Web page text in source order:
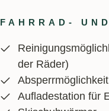
FAHRRAD-
der Räder)
Absperrmöglichkeit
Aufladestation für